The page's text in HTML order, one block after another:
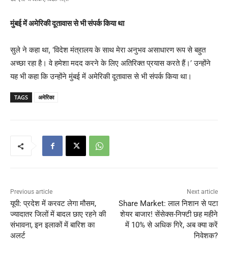
मुंबई में अमेरिकी दूतावास से भी संपर्क किया था
सुले ने कहा था, ‘विदेश मंत्रालय के साथ मेरा अनुभव असाधारण रूप से बहुत
अच्छा रहा है। वे हमेशा मदद करने के लिए अतिरिक्त प्रयास करते हैं।’ उन्होंने
यह भी कहा कि उन्होंने मुंबई में अमेरिकी दूतावास से भी संपर्क किया था।
TAGS अमेरिका
Previous article
यूपी: प्रदेश में करवट लेगा मौसम,
ज्यादातर जिलों में बादल छाए रहने की
संभावना, इन इलाकों में बारिश का
अलर्ट
Next article
Share Market: लाल निशान से पटा
शेयर बाजार! सेंसेक्स-निफ्टी छह महीने
में 10% से अधिक गिरे, अब क्या करें
निवेशक?